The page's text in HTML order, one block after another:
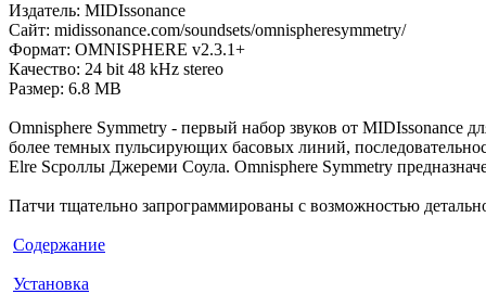
Издатель: MIDIssonance
Сайт: midissonance.com/soundsets/omnispheresymmetry/
Формат: OMNISPHERE v2.3.1+
Качество: 24 bit 48 kHz stereo
Размер: 6.8 MB
Omnisphere Symmetry - первый набор звуков от MIDIssonance
более темных пульсирующих басовых линий,
Elre Scроллы Джереми Соула. Omnisphere Symmetry
Патчи тщательно запрограммированы с возможностью
Содержание
Установка